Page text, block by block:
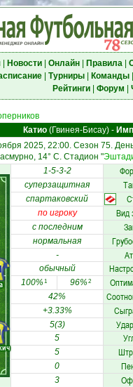
| Новости| Онлайн| Правила|
| Турниры| Команды|
Рейтинги| Форум
Катио (Гвинея-Бисау) -
2025, 22:00. Сезон 75.
14° C. Стадион "
1-5-3-2
суперзащитная
спартаковский
по игроку
Вид
с последним
нормальная
-
обычный
100%1 96%2
42%
+3.33%
5(3)
5
5
0
3